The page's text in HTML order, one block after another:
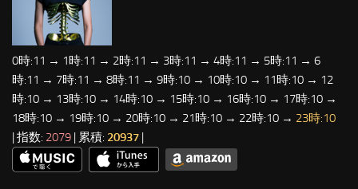
0時:11 → 1時:11 → 2時:11 → 3時:11 → 4時:11 → 5時:11 → 6
時:11 → 7時:11 → 8時:11 → 9時:10 → 10時:10 → 11時:10 → 12
時:10 → 13時:10 → 14時:10 → 15時:10 → 16時:10 → 17時:10 →
18時:10 → 19時:10 → 20時:10 → 21時:10 → 22時:10 → 23時:10
| 指数: 2079 | 累積: 20937 |